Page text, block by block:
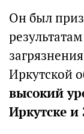
Он был
Иркутской
высокий
Иркутске